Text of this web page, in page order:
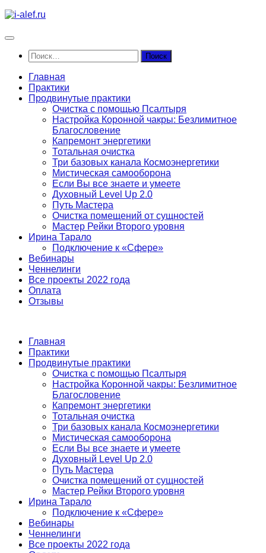
Перейти
содержимому
Найти:
Главная
Практики
Продвинутые практики
Очистка с помощью Псалтыря
Настройка Коронной чакры: Безлимитное
Благословение
Капремонт энергетики
Тотальная очистка
Три базовых канала Космоэнергетики
Мистическая самооборона
Если Вы все знаете и умеете
Духовный Level Up 2.0
Путь Мастера
Очистка помещений от сущностей
Мастер Рейки Второго уровня
Ирина Тарало
Подключение к «Сфере»
Вебинары
Ченнелинги
Все проекты 2022 года
Оплата
Отзывы
Главная
Практики
Продвинутые практики
Очистка с помощью Псалтыря
Настройка Коронной чакры: Безлимитное
Благословение
Капремонт энергетики
Тотальная очистка
Три базовых канала Космоэнергетики
Мистическая самооборона
Если Вы все знаете и умеете
Духовный Level Up 2.0
Путь Мастера
Очистка помещений от сущностей
Мастер Рейки Второго уровня
Ирина Тарало
Подключение к «Сфере»
Вебинары
Ченнелинги
Все проекты 2022 года